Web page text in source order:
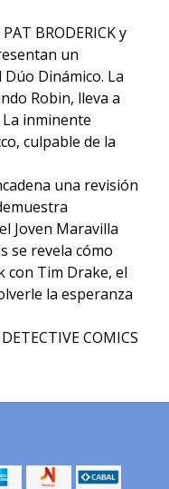
BRODERICK y
un
Dinámico. La
Robin, lleva a
inminente
culpable de la
una revisión
Joven Maravilla
se revela cómo
con Tim Drake, el
la esperanza
COMICS